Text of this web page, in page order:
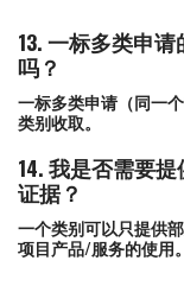
13. 一标多类申
吗？
一标多类申请（同一
类别收取。
14. 我是否需要
证据？
一个类别可以只提供
项目产品/服务的使用。